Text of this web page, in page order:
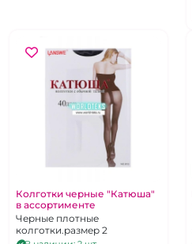
Колготки черные "Катюша"
в ассортименте
Черные плотные
колготки.размер 2